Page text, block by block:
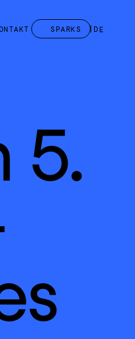
SPARKS DE
5.